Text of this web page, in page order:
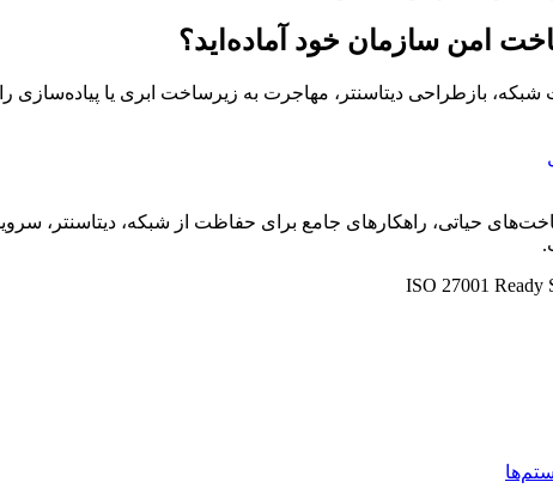
امن سازمان خود آماده‌اید؟
شبکه، بازطراحی دیتاسنتر، مهاجرت به زیرساخت ابری یا پیاده‌سازی
حیاتی، راهکارهای جامع برای حفاظت از شبکه، دیتاسنتر،
ISO 27001 Ready